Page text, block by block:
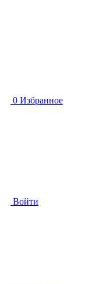
0 Избранное
Войти